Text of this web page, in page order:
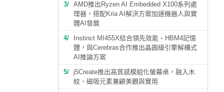
3
AMD推出Ryzen AI Embedded X100系列處
理器，搭配Kria AI解決方案加速機器人與實
體AI發展
4
Instinct MI455X結合領先效能、HBM4記憶
體，與Cerebras合作推出晶圓級引擎解構式
AI推論方案
5
j5Create推出高質感模組化螢幕桌，融入木
紋、磁吸元素兼顧美觀與實用